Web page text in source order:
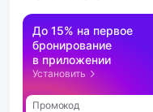
До 15% на первое
бронирование
в приложении
Установить
Промокод